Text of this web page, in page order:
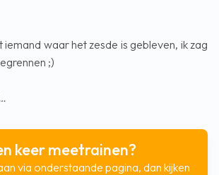
waar het zesde is gebleven, ik zag
;)
keer meetrainen?
via onderstaande pagina, dan kijken